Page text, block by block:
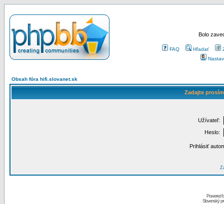
Bolo
FAQ Hľadať
Obsah fóra hifi.slovanet.sk
Zadajte
Užívateľ:
Heslo:
Prihlásiť
Powered
Slovenský